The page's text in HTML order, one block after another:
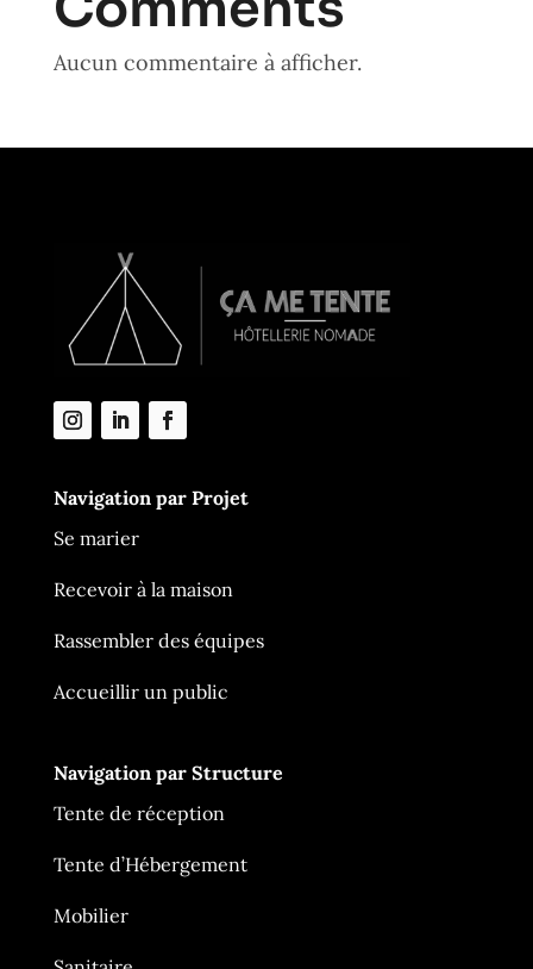
Aucun commentaire à afficher.
Navigation par Projet
Se marier
Recevoir à la maison
Rassembler des équipes
Accueillir un public
Navigation par Structure
Tente de réception
Tente d’Hébergement
Mobilier